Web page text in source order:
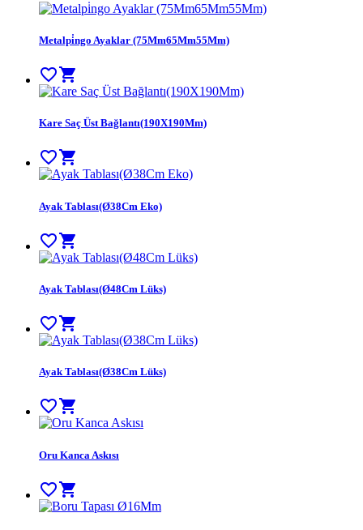
Metalpi̇ngo Ayaklar (75Mm65Mm55Mm)
favorite_bordershopping_cart
Kare Saç Üst Bağlantı(190X190Mm)
favorite_border shopping_cart
Ayak Tablası(Ø38Cm Eko)
favorite_bordershopping_cart
Ayak Tablası(Ø48Cm Lüks)
favorite_bordershopping_cart
Ayak Tablası(Ø38Cm Lüks)
favorite_border shopping_cart
Oru Kanca Askısı
favorite_bordershopping_cart